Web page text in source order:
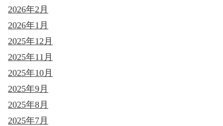
2026年2月
2026年1月
2025年12月
2025年11月
2025年10月
2025年9月
2025年8月
2025年7月